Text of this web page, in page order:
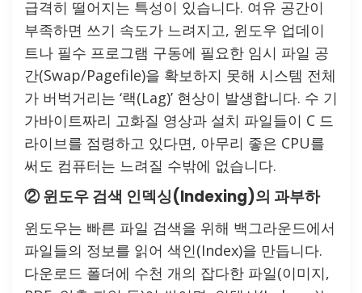
급격히 떨어지는 특성이 있습니다. 여유 공간이
부족하면 쓰기 속도가 느려지고, 윈도우 업데이
트나 필수 프로그램 구동에 필요한 임시 파일 공
간(Swap/Pagefile)을 확보하지 못해 시스템 전체
가 버벅거리는 ‘랙(Lag)’ 현상이 발생합니다. 수 기
가바이트짜리 고화질 영상과 설치 파일들이 C 드
라이브를 점령하고 있다면, 아무리 좋은 CPU를
써도 컴퓨터는 느려질 수밖에 없습니다.
② 윈도우 검색 인덱싱(Indexing)의 과부하
윈도우는 빠른 파일 검색을 위해 백그라운드에서
파일들의 정보를 읽어 색인(Index)을 만듭니다.
다운로드 폴더에 수천 개의 잡다한 파일(이미지,